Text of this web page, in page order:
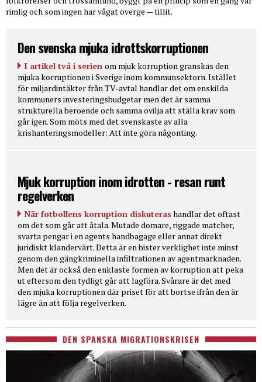
rimlig och som ingen har vågat överge — tillit.
Den svenska mjuka idrottskorruptionen
I artikel två i serien om mjuk korruption granskas den
mjuka korruptionen i Sverige inom kommunsektorn. Istället
för miljardintäkter från TV-avtal handlar det om enskilda
kommuners investeringsbudgetar men det är samma
strukturella beroende och samma ovilja att ställa krav som
går igen. Som möts med det svenskaste av alla
krishanteringsmodeller: Att inte göra någonting.
Mjuk korruption inom idrotten - resan runt
regelverken
När fotbollens korruption diskuteras handlar det oftast
om det som går att åtala. Mutade domare, riggade matcher,
svarta pengar i en agents handbagage eller annat direkt
juridiskt klandervärt. Detta är en bister verklighet inte minst
genom den gängkriminella infiltrationen av agentmarknaden.
Men det är också den enklaste formen av korruption att peka
ut eftersom den tydligt går att lagföra. Svårare är det med
den mjuka korruptionen där priset för att bortse ifrån den är
lägre än att följa regelverken.
DEN SPANSKA MIGRATIONSKRISEN